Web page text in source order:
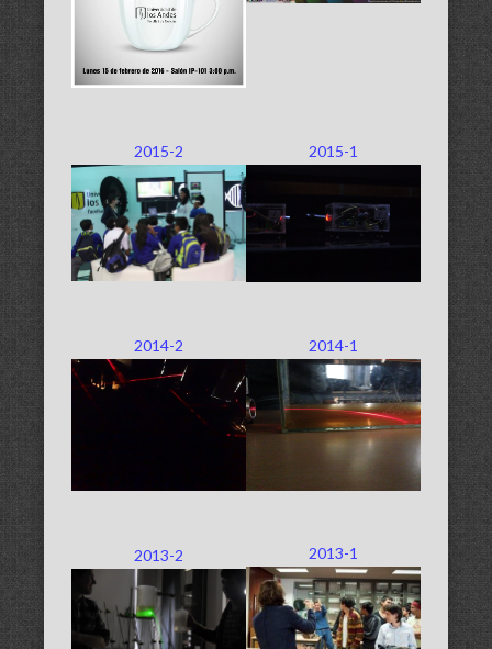
2015-2 2015-1
2014-2 2014-1
2013-2 2013-1